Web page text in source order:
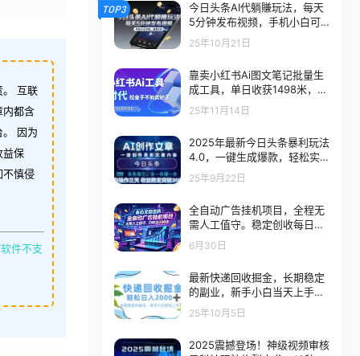
。 互联
内都含
。 因为
益保
不慎侵
件不支
TOP3
今日头条AI代躺賺玩法，每天
5分钟发布视频，手机小白可
做，最高1W+
25年10月21日
靠卖小红书Ai图文笔记批量生
成工具，单日收获1498米，手
机即可操作
25年11月14日
2025年最新今日头条暴利玩法
4.0，一键生成爆款，轻松实
现矩阵日入3000+揭秘
25年9月22日
全自动广告挂机项目，全程无
需人工值守。稳定创收每日收
益200+
6月30日
最新快递回收掘金，长期稳定
的副业，新手小白当天上手，
轻松日入 2000+
25年10月5日
2025震撼登场！神级视频审核